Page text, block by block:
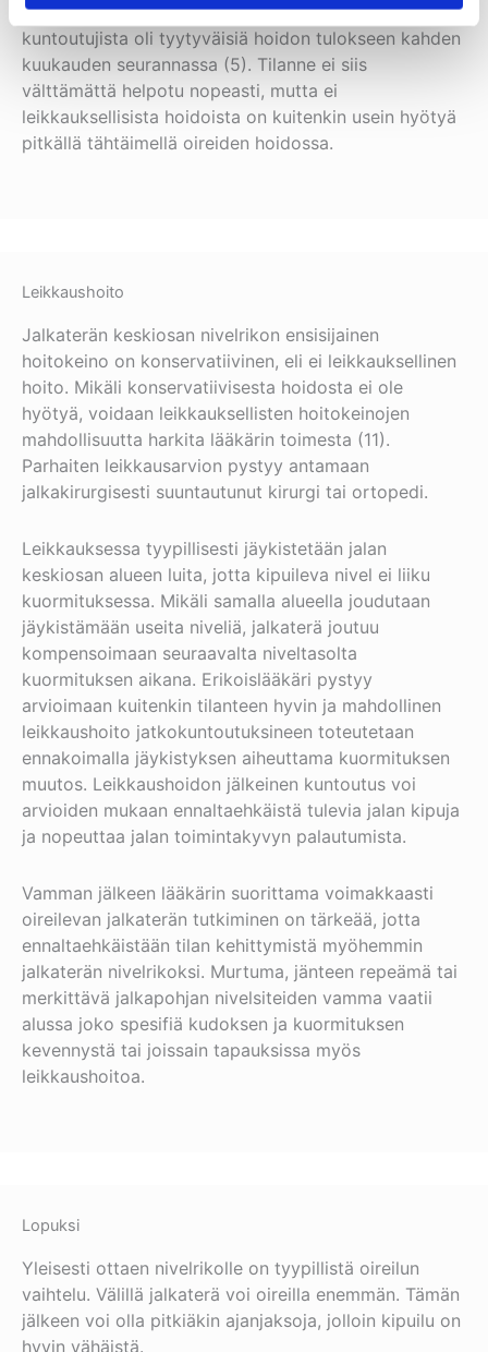
jalan keskiosan nivelrikon oireita omaavista
kuntoutujista oli tyytyväisiä hoidon tulokseen kahden
kuukauden seurannassa (5). Tilanne ei siis
välttämättä helpotu nopeasti, mutta ei
leikkauksellisista hoidoista on kuitenkin usein hyötyä
pitkällä tähtäimellä oireiden hoidossa.
Leikkaushoito
Jalkaterän keskiosan nivelrikon ensisijainen
hoitokeino on konservatiivinen, eli ei leikkauksellinen
hoito. Mikäli konservatiivisesta hoidosta ei ole
hyötyä, voidaan leikkauksellisten hoitokeinojen
mahdollisuutta harkita lääkärin toimesta (11).
Parhaiten leikkausarvion pystyy antamaan
jalkakirurgisesti suuntautunut kirurgi tai ortopedi.
Leikkauksessa tyypillisesti jäykistetään jalan
keskiosan alueen luita, jotta kipuileva nivel ei liiku
kuormituksessa. Mikäli samalla alueella joudutaan
jäykistämään useita niveliä, jalkaterä joutuu
kompensoimaan seuraavalta niveltasolta
kuormituksen aikana. Erikoislääkäri pystyy
arvioimaan kuitenkin tilanteen hyvin ja mahdollinen
leikkaushoito jatkokuntoutuksineen toteutetaan
ennakoimalla jäykistyksen aiheuttama kuormituksen
muutos. Leikkaushoidon jälkeinen kuntoutus voi
arvioiden mukaan ennaltaehkäistä tulevia jalan kipuja
ja nopeuttaa jalan toimintakyvyn palautumista.
Vamman jälkeen lääkärin suorittama voimakkaasti
oireilevan jalkaterän tutkiminen on tärkeää, jotta
ennaltaehkäistään tilan kehittymistä myöhemmin
jalkaterän nivelrikoksi. Murtuma, jänteen repeämä tai
merkittävä jalkapohjan nivelsiteiden vamma vaatii
alussa joko spesifiä kudoksen ja kuormituksen
kevennystä tai joissain tapauksissa myös
leikkaushoitoa.
Lopuksi
Yleisesti ottaen nivelrikolle on tyypillistä oireilun
vaihtelu. Välillä jalkaterä voi oireilla enemmän. Tämän
jälkeen voi olla pitkiäkin ajanjaksoja, jolloin kipuilu on
hyvin vähäistä.